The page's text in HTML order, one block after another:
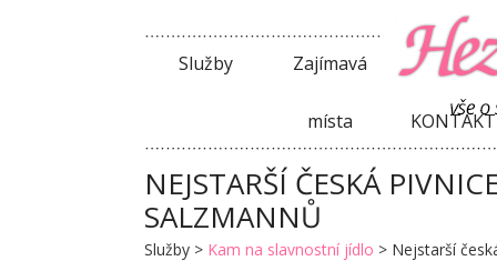
Služby Zajímavá
místa KONTAKT
NEJSTARŠÍ ČESKÁ
SALZMANNŮ
Služby > Kam na slavnostní jídlo > Nejstarší